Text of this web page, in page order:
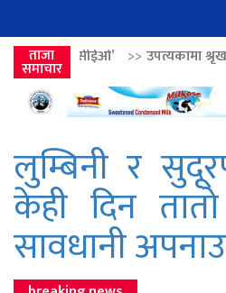
ताजा
समाचार
उपत्यकामा श्रृंखलाबद्ध सिक्री लुट्ने
लुम्बिनी र
केही दिन
सावधानी